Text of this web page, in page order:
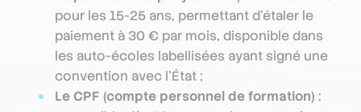
pour les 15-25 ans, permettant d’étaler le
paiement à 30 € par mois, disponible dans
les auto-écoles labellisées ayant signé une
convention avec l’État ;
Le CPF (compte personnel de formation) :